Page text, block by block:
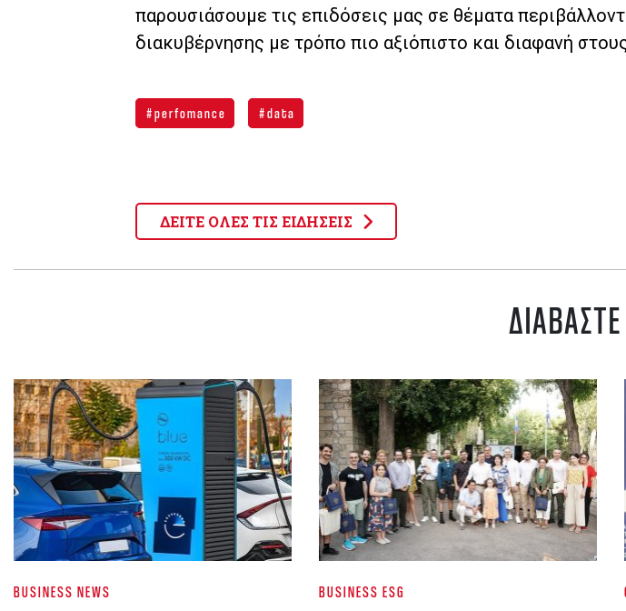
παρουσιάσουμε τις επιδόσεις μας σε θέματα
διακυβέρνησης με τρόπο πιο αξιόπιστο και διαφανή
perfomance data
ΔΕΙΤΕ ΟΛΕΣ ΤΙΣ ΕΙΔΗΣΕΙΣ
BUSINESS NEWS BUSINESS ESG